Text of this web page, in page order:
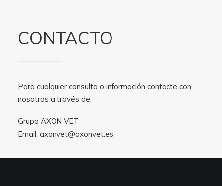
CONTACTO
Para cualquier consulta o información contacte con
nosotros a través de:
Grupo AXON VET
Email: axonvet@axonvet.es